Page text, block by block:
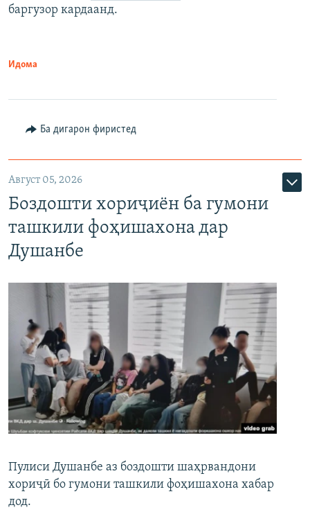
баргузор кардаанд.
Идома
Ба дигарон фиристед
Август 05, 2026
Боздошти хориҷиён ба гумони
ташкили фоҳишахона дар
Душанбе
Пулиси Душанбе аз боздошти шаҳрвандони
хориҷӣ бо гумони ташкили фоҳишахона хабар
дод.